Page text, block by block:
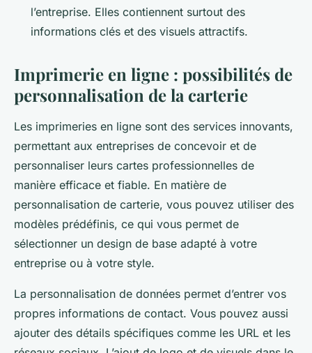
l’entreprise. Elles contiennent surtout des
informations clés et des visuels attractifs.
Imprimerie en ligne : possibilités de
personnalisation de la carterie
Les imprimeries en ligne sont des services innovants,
permettant aux entreprises de concevoir et de
personnaliser leurs cartes professionnelles de
manière efficace et fiable. En matière de
personnalisation de carterie, vous pouvez utiliser des
modèles prédéfinis, ce qui vous permet de
sélectionner un design de base adapté à votre
entreprise ou à votre style.
La personnalisation de données permet d’entrer vos
propres informations de contact. Vous pouvez aussi
ajouter des détails spécifiques comme les URL et les